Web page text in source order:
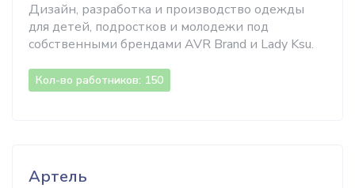
Дизайн, разработка и производство одежды
для детей, подростков и молодежи под
собственными брендами AVR Brand и Lady Ksu.
Кол-во работников: 150
Артель